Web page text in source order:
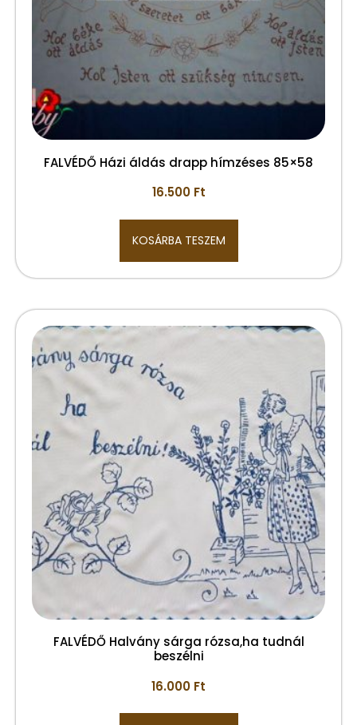
FALVÉDŐ Házi áldás drapp hímzéses 85×58
16.500 Ft
KOSÁRBA TESZEM
FALVÉDŐ Halvány sárga rózsa,ha tudnál
beszélni
16.000 Ft